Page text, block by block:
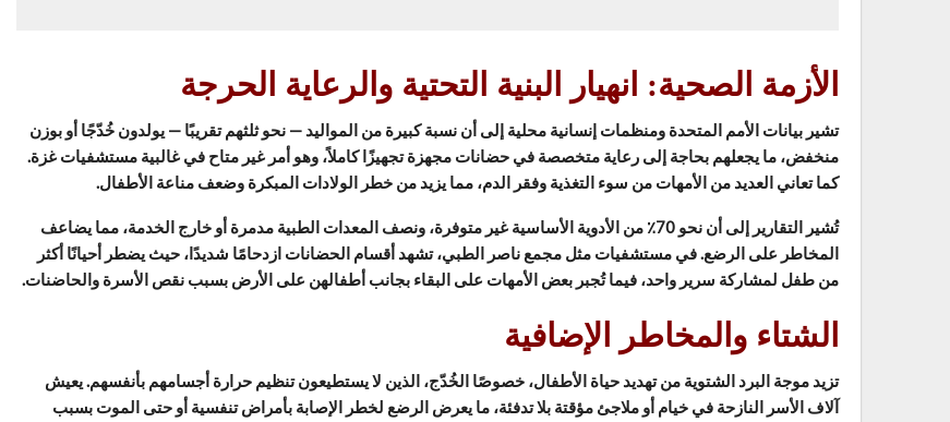
الأزمة الصحية: انهيار البنية التحتية والرعاية الحرجة
تشير بيانات الأمم المتحدة ومنظمات إنسانية محلية إلى أن نسبة كبيرة من المواليد — نحو ثلثهم تقريبًا — يولدون خُدّجًا أو بوزن
منخفض، ما يجعلهم بحاجة إلى رعاية متخصصة في حضانات مجهزة تجهيزًا كاملاً، وهو أمر غير متاح في غالبية مستشفيات غزة.
كما تعاني العديد من الأمهات من سوء التغذية وفقر الدم، مما يزيد من خطر الولادات المبكرة وضعف مناعة الأطفال.
تُشير التقارير إلى أن نحو 70٪ من الأدوية الأساسية غير متوفرة، ونصف المعدات الطبية مدمرة أو خارج الخدمة، مما يضاعف
المخاطر على الرضع. في مستشفيات مثل مجمع ناصر الطبي، تشهد أقسام الحضانات ازدحامًا شديدًا، حيث يضطر أحيانًا أكثر
من طفل لمشاركة سرير واحد، فيما تُجبر بعض الأمهات على البقاء بجانب أطفالهن على الأرض بسبب نقص الأسرة والحاضنات.
الشتاء والمخاطر الإضافية
تزيد موجة البرد الشتوية من تهديد حياة الأطفال، خصوصًا الخُدّج، الذين لا يستطيعون تنظيم حرارة أجسامهم بأنفسهم. يعيش
آلاف الأسر النازحة في خيام أو ملاجئ مؤقتة بلا تدفئة، ما يعرض الرضع لخطر الإصابة بأمراض تنفسية أو حتى الموت بسبب